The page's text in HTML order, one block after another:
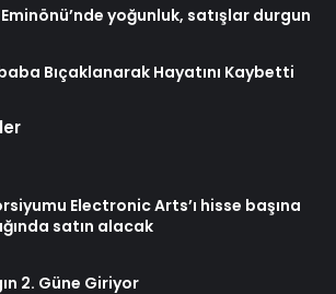
yoğunluk, satışlar durgun
Bıçaklanarak Hayatını Kaybetti
Electronic Arts’ı hisse başına
satın alacak
2. Güne Giriyor